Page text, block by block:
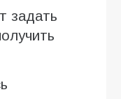
задать